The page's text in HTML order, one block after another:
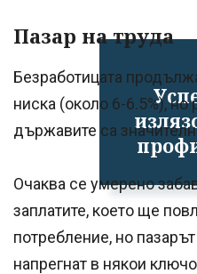
Пазар на труда
Безработицата
ниска (около 6-6.5%),
държавите са
Очаква се умерено
заплатите, което ще
потребление, но
напрегнат в някои